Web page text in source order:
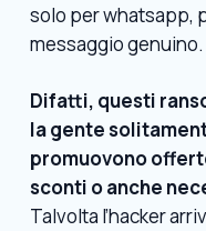
solo per whatsapp,
messaggio genuino.
Difatti, questi
la gente
promuovono
sconti o anche
Talvolta l’hacker